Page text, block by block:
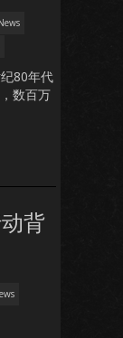
80年代
数百万
背